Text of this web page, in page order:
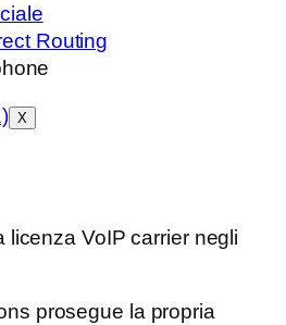
Routing
X
licenza VoIP carrier negli
prosegue la propria